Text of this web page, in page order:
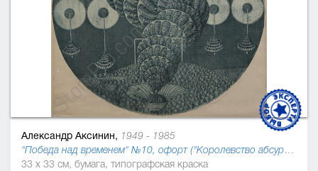
Александр Аксинин, 1949 - 1985
"Победа над временем" №10, офорт ("Королевство абсурдов Джонатана Свифта"), 1978
33 x 33 см, бумага, типографская краска